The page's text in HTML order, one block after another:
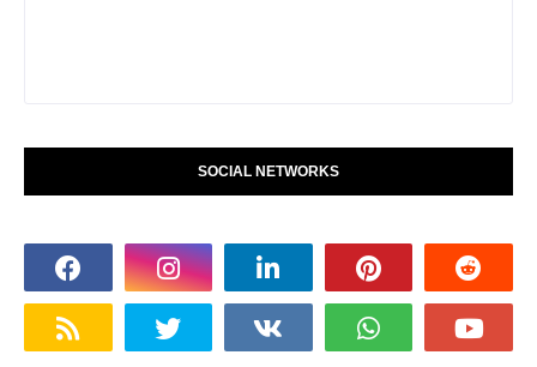
SOCIAL NETWORKS